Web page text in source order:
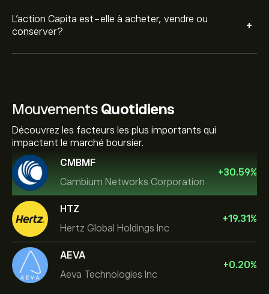
L’action Capita est-elle à acheter, vendre ou
conserver?
+
Mouvements Quotidiens
Découvrez les facteurs les plus importants qui
impactent le marché boursier.
CMBMF
Cambium Networks Corporation
+30.59%
HTZ
Hertz Global Holdings Inc
+19.31%
AEVA
Aeva Technologies Inc
+0.20%